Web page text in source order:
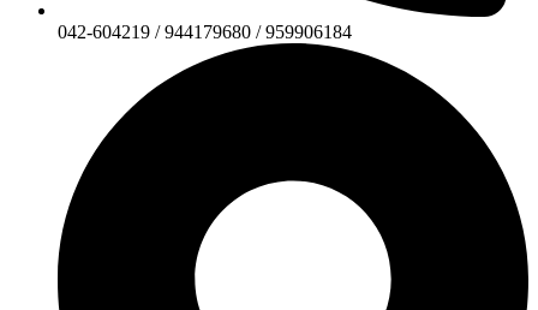
042-604219 / 944179680 / 959906184